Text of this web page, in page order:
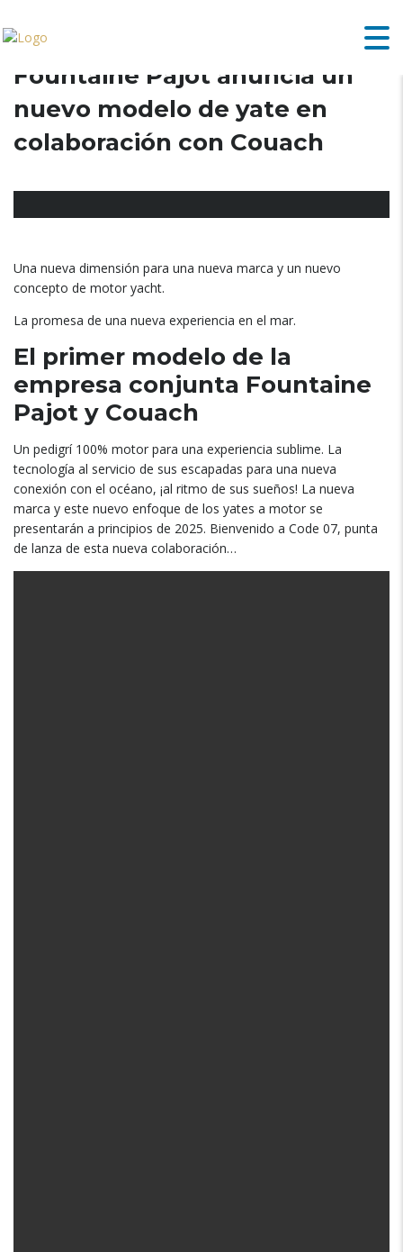
Fountaine Pajot anuncia un
nuevo modelo de yate en
colaboración con Couach
Una nueva dimensión para una nueva marca y un nuevo
concepto de motor yacht.
La promesa de una nueva experiencia en el mar.
El primer modelo de la
empresa conjunta Fountaine
Pajot y Couach
Un pedigrí 100% motor para una experiencia sublime. La
tecnología al servicio de sus escapadas para una nueva
conexión con el océano, ¡al ritmo de sus sueños! La nueva
marca y este nuevo enfoque de los yates a motor se
presentarán a principios de 2025. Bienvenido a Code 07, punta
de lanza de esta nueva colaboración…